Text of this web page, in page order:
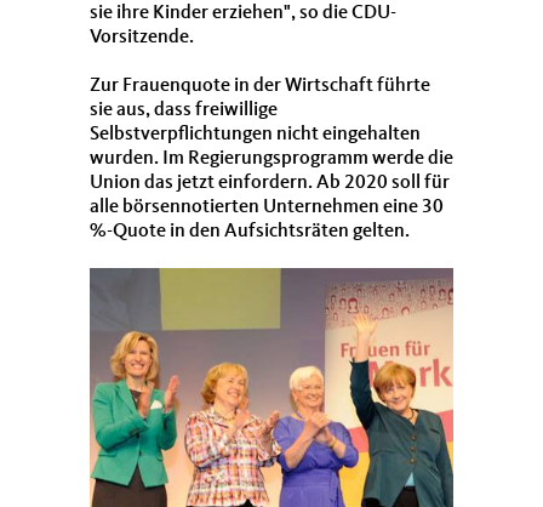
sie ihre Kinder erziehen", so die CDU-
Vorsitzende.
Zur Frauenquote in der Wirtschaft führte
sie aus, dass freiwillige
Selbstverpflichtungen nicht eingehalten
wurden. Im Regierungsprogramm werde die
Union das jetzt einfordern. Ab 2020 soll für
alle börsennotierten Unternehmen eine 30
%-Quote in den Aufsichtsräten gelten.